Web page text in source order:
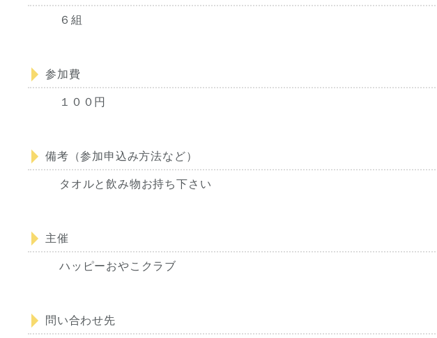
６組
参加費
１００円
備考（参加申込み方法など）
タオルと飲み物お持ち下さい
主催
ハッピーおやこクラブ
問い合わせ先